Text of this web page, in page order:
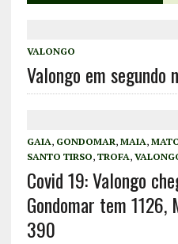
VALONGO
Valongo em segundo
GAIA, GONDOMAR, MAIA,
SANTO TIRSO, TROFA,
Covid 19: Valongo
Gondomar tem 1126,
390